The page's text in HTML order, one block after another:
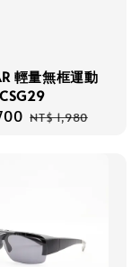
輕量無框運動
Regular
NT$ 1,980